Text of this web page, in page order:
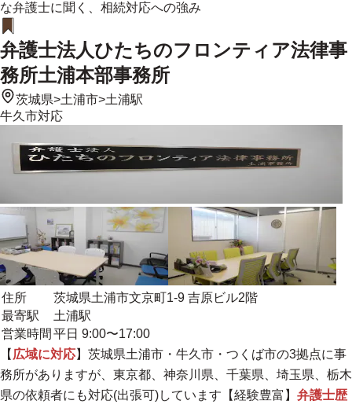
な弁護士に聞く、相続対応への強み
弁護士法人ひたちのフロンティア法律事
務所土浦本部事務所
茨城県>土浦市>土浦駅
牛久市対応
住所
茨城県土浦市文京町1-9 吉原ビル2階
最寄駅
土浦駅
営業時間 平日 9:00〜17:00
【 広域に対応】茨城県土浦市・牛久市・つくば市の3拠点に事
務所がありますが、東京都、神奈川県、千葉県、埼玉県、栃木
県の依頼者にも対応(出張可)しています【経験豊富】 弁護士歴